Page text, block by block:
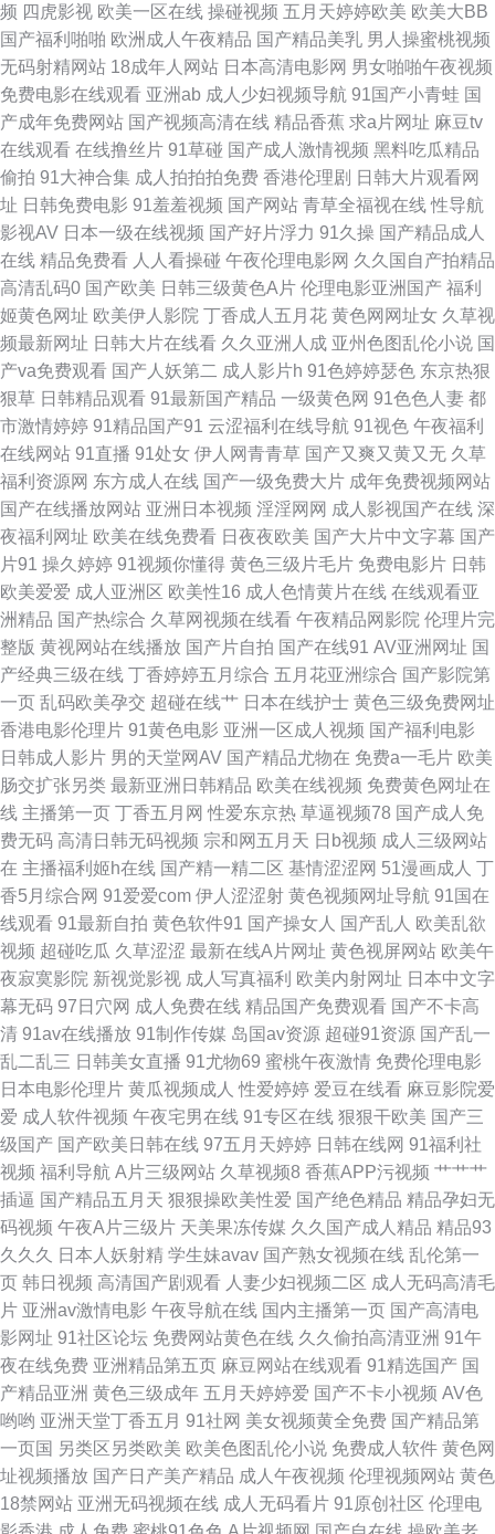
欧美一期二期 成全抖阴在线观看 免费看电影网址 久久蜜桃久久av 在线视频
a 久久国产精品国产精 熟女乱论区 精品九九爱爱 国产在线第5页 成人无码久
久 磁力搜索网站大全 国产情侣自拍刺激对白 亚洲91视频蝌科 亚洲精品无码
网址 精品国产成人久久 中文字幕熟女青草 久久嫩草精品二区 久草最新在线
资源 欧美性交一区二区 伊人AⅤ大香蕉 日本污图 五月天黄色影院 天美mv免
费mv观看 欧美深夜福利视频 亚洲黑料1区 色宗合天天在线观看 AV片区 亚洲
精品九九 欧美福利视频 香蕉麻豆91 成人9118禁 日本国产在线一区二区 精
品国产日韩欧美 男女精品一区 在线看污视频 日本一级大片免费 日韩性爱青
青草 午夜男女网站 午夜剧场在线爽爽 色情91网站 瑟瑟五月天婷婷 欧美a播
放 91色狼网站在线观看 人人草人人妻91 免费艹综合 东京热男人天堂 亚洲福
利院导航 久草福利网站 国产精品一区二区午夜 久久热机视频 三级网址色天
堂 国产一区啪啪 91五月天超碰 蜜桃丰满的性爱午夜 韩国AV中国网站 黄色
情免费 老湿影院免费x片 传媒精品国产网站 成人一级片网站 天天操操操丝袜
美女极品91 91操啪啪啪 九九精品国产三级毛片 91爱液 蜜桃九九网 91大神
免费啪啪 欧美日韩中字综合 91熟女首页 伊人久久在网 福利视频网偷拍 豆花
成人AV影院 国产情侣色图 日本不卡一三区 日韩美女电影在线观看 国产综合
三级 日本无码第三页 精品九九 海角tv91 香蕉视频影院 深夜福利天堂 黑丝内
射 婷婷五月天日韩欧美一区 欧美日韩人妻精品 91色狼网站在线观看 综合天
天色色 欧美啊啊啊 国产啊V在线观看日韩 国产精品久久香 欧美三级在线 美
女艹逼国产网站 91黄页视频免费观看 最新网址av 日韩欧美伦理 超碰在线 成
人Av色情 免费欧美性交精品片 午夜影院黄 午夜啪国产不卡 AV性爱com 国产
极品情侣自拍AV 人人摸天堂 天堂大色色 福利导航网站亚洲情色 天天撸夜夜
操 www色欧美 97麻豆成人射超碰人人爱 国产手机福利在线观看 日本黄色不
卡在线视频 久久探花高清 成人av影院在线尤物 日本美女色色 久久九九成人
国产 午夜寂寞伦理 男女互操com 亚洲色图探花 无套内设在线播放 91亚洲精
华液 国产精品a久久 国产欧洲第二页 国产午夜精华久久 欧亚+日韩+国产无
马 黑丝教师被爆操 午夜宅女私人福利影院 在线观a免费 日本不卡在线不卡不
卡 91精品操逼视频 日韩欧美成人综合国产 91伊人国产 亚洲黄色片 豆花视频
频 四虎影视 欧美一区在线 操碰视频 五月天婷婷欧美 欧美大BB
国产福利啪啪 欧洲成人午夜精品 国产精品美乳 男人操蜜桃视频
无码射精网站 18成年人网站 日本高清电影网 男女啪啪午夜视频
免费电影在线观看 亚洲ab 成人少妇视频导航 91国产小青蛙 国
产成年免费网站 国产视频高清在线 精品香蕉 求a片网址 麻豆tv
在线观看 在线撸丝片 91草碰 国产成人激情视频 黑料吃瓜精品
偷拍 91大神合集 成人拍拍拍免费 香港伦理剧 日韩大片观看网
址 日韩免费电影 91羞羞视频 国产网站 青草全福视在线 性导航
影视AV 日本一级在线视频 国产好片浮力 91久操 国产精品成人
在线 精品免费看 人人看操碰 午夜伦理电影网 久久国自产拍精品
高清乱码0 国产欧美 日韩三级黄色A片 伦理电影亚洲国产 福利
姬黄色网址 欧美伊人影院 丁香成人五月花 黄色网网址女 久草视
频最新网址 日韩大片在线看 久久亚洲人成 亚州色图乱伦小说 国
产va免费观看 国产人妖第二 成人影片h 91色婷婷瑟色 东京热狠
狠草 日韩精品观看 91最新国产精品 一级黄色网 91色色人妻 都
市激情婷婷 91精品国产91 云涩福利在线导航 91视色 午夜福利
在线网站 91直播 91处女 伊人网青青草 国产又爽又黄又无 久草
福利资源网 东方成人在线 国产一级免费大片 成年免费视频网站
国产在线播放网站 亚洲日本视频 淫淫网网 成人影视国产在线 深
夜福利网址 欧美在线免费看 日夜夜欧美 国产大片中文字幕 国产
片91 操久婷婷 91视频你懂得 黄色三级片毛片 免费电影片 日韩
欧美爱爱 成人亚洲区 欧美性16 成人色情黄片在线 在线观看亚
洲精品 国产热综合 久草网视频在线看 午夜精品网影院 伦理片完
整版 黄视网站在线播放 国产片自拍 国产在线91 AV亚洲网址 国
产经典三级在线 丁香婷婷五月综合 五月花亚洲综合 国产影院第
一页 乱码欧美孕交 超碰在线艹 日本在线护士 黄色三级免费网址
香港电影伦理片 91黄色电影 亚洲一区成人视频 国产福利电影
日韩成人影片 男的天堂网AV 国产精品尤物在 免费a一毛片 欧美
肠交扩张另类 最新亚洲日韩精品 欧美在线视频 免费黄色网址在
线 主播第一页 丁香五月网 性爱东京热 草逼视频78 国产成人免
费无码 高清日韩无码视频 宗和网五月天 日b视频 成人三级网站
在 主播福利姬h在线 国产精一精二区 基情涩涩网 51漫画成人 丁
香5月综合网 91爱爱com 伊人涩涩射 黄色视频网址导航 91国在
线观看 91最新自拍 黄色软件91 国产操女人 国产乱人 欧美乱欲
视频 超碰吃瓜 久草涩涩 最新在线A片网址 黄色视屏网站 欧美午
夜寂寞影院 新视觉影视 成人写真福利 欧美内射网址 日本中文字
幕无码 97日穴网 成人免费在线 精品国产免费观看 国产不卡高
清 91av在线播放 91制作传媒 岛国av资源 超碰91资源 国产乱一
乱二乱三 日韩美女直播 91尤物69 蜜桃午夜激情 免费伦理电影
日本电影伦理片 黄瓜视频成人 性爱婷婷 爱豆在线看 麻豆影院爱
爱 成人软件视频 午夜宅男在线 91专区在线 狠狠干欧美 国产三
级国产 国产欧美日韩在线 97五月天婷婷 日韩在线网 91福利社
视频 福利导航 A片三级网站 久草视频8 香蕉APP污视频 艹艹艹
插逼 国产精品五月天 狠狠操欧美性爱 国产绝色精品 精品孕妇无
码视频 午夜A片三级片 天美果冻传媒 久久国产成人精品 精品93
久久久
日本人妖射精 学生妹avav 国产熟女视频在线 乱伦第一
页 韩日视频 高清国产剧观看 人妻少妇视频二区 成人无码高清毛
片 亚洲av激情电影 午夜导航在线 国内主播第一页 国产高清电
影网址 91社区论坛 免费网站黄色在线 久久偷拍高清亚洲 91午
夜在线免费 亚洲精品第五页 麻豆网站在线观看 91精选国产 国
产精品亚洲 黄色三级成年 五月天婷婷爱 国产不卡小视频 AV色
哟哟 亚洲天堂丁香五月 91社网 美女视频黄全免费 国产精品第
一页国 另类区另类欧美 欧美色图乱伦小说 免费成人软件 黄色网
址视频播放 国产日产美产精品 成人午夜视频 伦理视频网站 黄色
18禁网站 亚洲无码视频在线 成人无码看片 91原创社区 伦理电